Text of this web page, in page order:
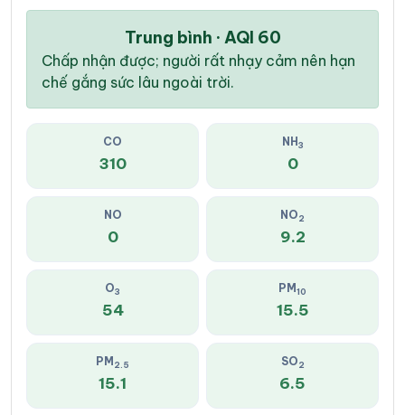
Trung bình · AQI 60
Chấp nhận được; người rất nhạy cảm nên hạn
chế gắng sức lâu ngoài trời.
CO
310
NH 3
0
NO
0
NO2
9.2
O3
54
PM 10
15.5
PM 2.5
15.1
SO2
6.5